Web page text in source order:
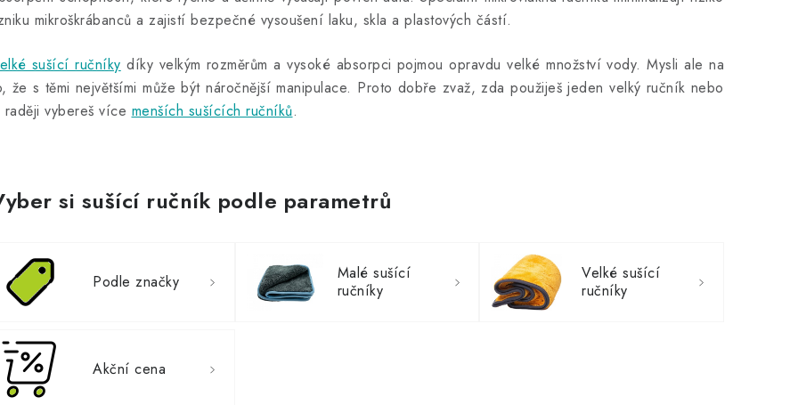
mikroškrábanců a zajistí bezpečné vysoušení laku, skla a plastových částí.
sušící ručníky díky velkým rozměrům a vysoké absorpci pojmou opravdu velké množství vody. Mysli ale na
že s těmi největšími může být náročnější manipulace. Proto dobře zvaž, zda použiješ jeden velký ručník nebo
raději vybereš více menších sušících ručníků.
si sušící ručník podle parametrů
Podle značky
Malé sušící
ručníky
Velké sušící
ručníky
Akční cena